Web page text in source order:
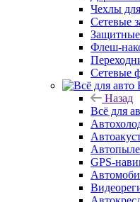
Чехлы
Сетевые
Защитные
Флеш-
Сетевые
Назад
Всё для
GPS-